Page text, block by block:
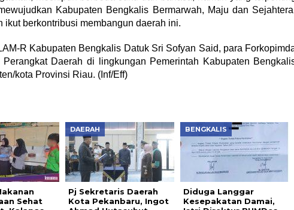
Kabupaten Bengkalis Bermarwah, Maju dan
berkontribusi membangun daerah ini.
R Kabupaten Bengkalis Datuk Sri Sofyan Said, para
Daerah di lingkungan Pemerintah Kabupaten
kota Provinsi Riau. (Inf/Eff)
Sehat
DAERAH
Pj Sekretaris Daerah
Kota Pekanbaru, Ingot
BENGKALIS
Diduga Langgar
Kesepakatan Damai,